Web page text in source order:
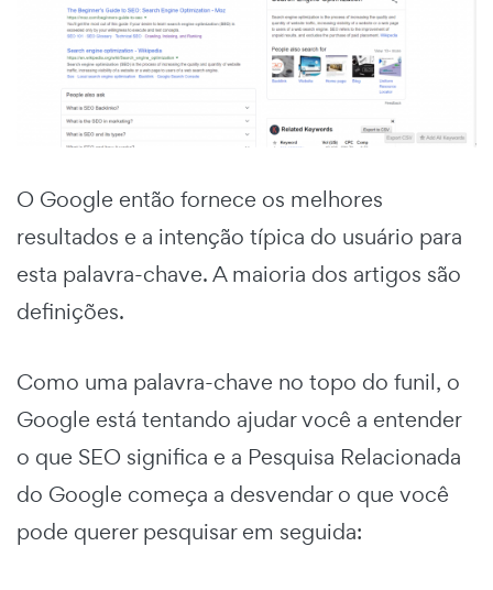
O Google então fornece os melhores
resultados e a intenção típica do usuário para
esta palavra-chave. A maioria dos artigos são
definições.
Como uma palavra-chave no topo do funil, o
Google está tentando ajudar você a entender
o que SEO significa e a Pesquisa Relacionada
do Google começa a desvendar o que você
pode querer pesquisar em seguida: